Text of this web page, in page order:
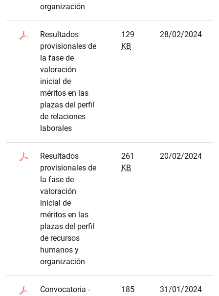
organización
Resultados
provisionales de
la fase de
valoración
inicial de
méritos en las
plazas del perfil
de relaciones
laborales
129
KB
28/02/2024
Resultados
provisionales de
la fase de
valoración
inicial de
méritos en las
plazas del perfil
de recursos
humanos y
organización
261
KB
20/02/2024
Convocatoria -
185
31/01/2024